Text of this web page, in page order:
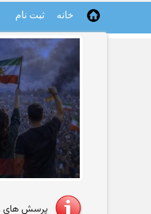
خانه ثبت نام
پرسش های